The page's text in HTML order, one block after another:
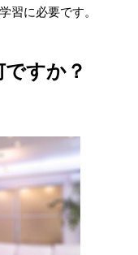
習に必要です。
すか？